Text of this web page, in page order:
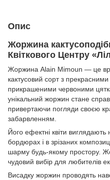
Опис
Жоржина
Квіткового Центру
Жоржина Alain Mimoun — це
кактусовий сорт з
прикрашеними червоними
унікальний жоржин стане
привертаючи погляди своєю
забарвленням.
Його ефектні квіти
бордюрах і в зрізаних
шарму будь-якому простору.
чудовий вибір для любителів
Висадку жоржин проводять